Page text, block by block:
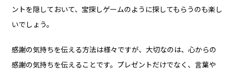
ントを隠しておいて、宝探しゲームのように探してもらうのも楽し
いでしょう。
感謝の気持ちを伝える方法は様々ですが、大切なのは、心からの
感謝の気持ちを伝えることです。プレゼントだけでなく、言葉や